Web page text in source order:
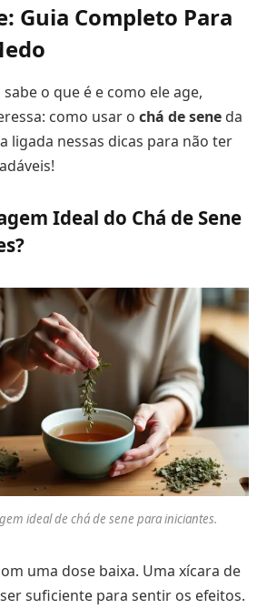
Guia Completo Para
o que é e como ele age,
como usar o chá de sene da
ligada nessas dicas para não ter
Ideal do Chá de Sene
ideal de chá de sene para iniciantes.
uma dose baixa. Uma xícara de
suficiente para sentir os efeitos.